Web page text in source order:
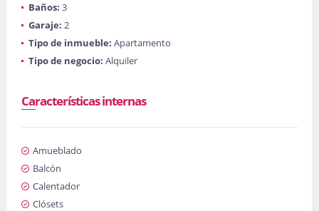
Baños: 3
Garaje: 2
Tipo de inmueble: Apartamento
Tipo de negocio: Alquiler
Características internas
Amueblado
Balcón
Calentador
Clósets